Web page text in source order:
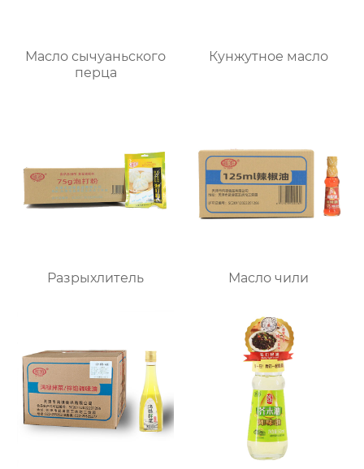
Масло сычуаньского
перца
Кунжутное масло
Разрыхлитель Масло чили